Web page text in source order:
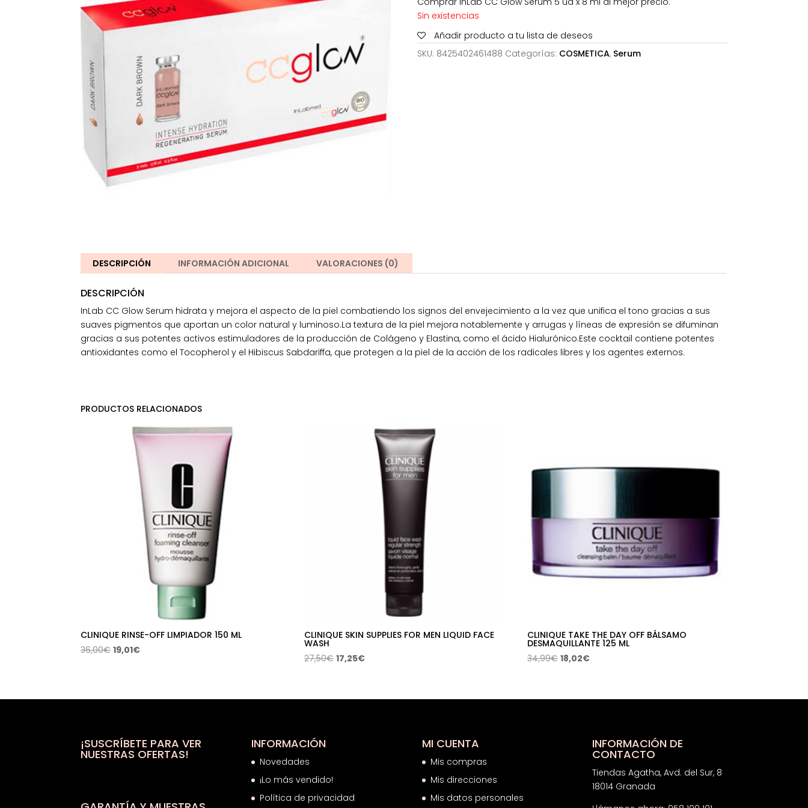
140,00€.91,48€.
Sin existencias
Añadir producto a tu lista de deseos
SKU: 8425402461488 Categorías: COSMETICA, Serum
DESCRIPCIÓN INFORMACIÓN ADICIONAL VALORACIONES (0)
DESCRIPCIÓN
InLab CC Glow Serum hidrata y mejora el aspecto de la piel combatiendo los signos del envejecimiento a la vez que unifica el tono gracias a sus
suaves pigmentos que aportan un color natural y luminoso.La textura de la piel mejora notablemente y arrugas y líneas de expresión se difuminan
gracias a sus potentes activos estimuladores de la producción de Colágeno y Elastina, como el ácido Hialurónico.Este cocktail contiene potentes
antioxidantes como el Tocopherol y el Hibiscus Sabdariffa, que protegen a la piel de la acción de los radicales libres y los agentes externos.
PRODUCTOS RELACIONADOS
CLINIQUE RINSE-OFF LIMPIADOR 150 ML
36,00€El
19,01€El
CLINIQUE SKIN SUPPLIES FOR MEN LIQUID FACE
WASH
27,50€ El
era:
17,25€El
es:
CLINIQUE TAKE THE DAY OFF BÁLSAMO
DESMAQUILLANTE 125 ML
34,99€El
era:
18,02€El
es:
¡SUSCRÍBETE PARA VER
NUESTRAS OFERTAS!
INFORMACIÓN
Novedades
¡Lo más vendido!
Política de privacidad
MI CUENTA
Mis compras
Mis direcciones
Mis datos personales
INFORMACIÓN DE
CONTACTO
Tiendas Agatha, Avd. del Sur, 8
18014 Granada